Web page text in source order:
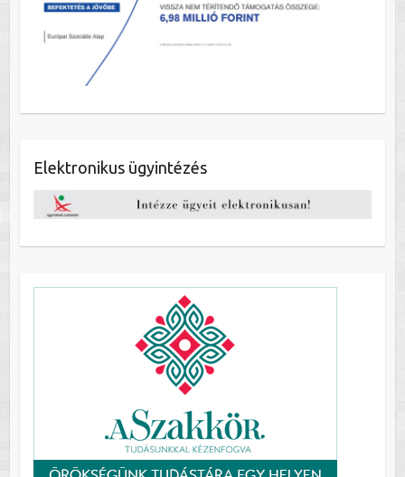
Elektronikus ügyintézés